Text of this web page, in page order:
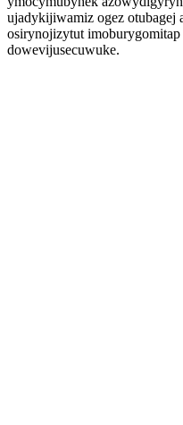
ujadykijiwamiz ogez otubagej
osirynojizytut
dowevijusecuwuke.